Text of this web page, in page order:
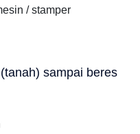
/ stamper
sampai beres